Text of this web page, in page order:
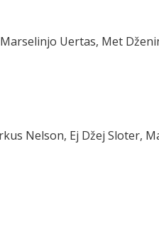
Uertas, Met
Nelson, Ej Džej Sloter,